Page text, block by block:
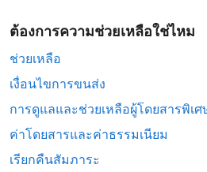
ต้องการความช่วยเหลือใช่ไหม
ช่วยเหลือ
เงื่อนไขการขนส่ง
การดูแลและช่วยเหลือผู้โดยสารพิเ
ค่าโดยสารและค่าธรรมเนียม
เรียกคืนสัมภาระ